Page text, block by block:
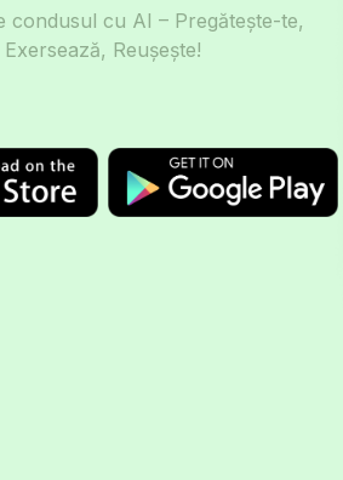
condusul cu AI – Pregătește-te,
Exersează, Reușește!